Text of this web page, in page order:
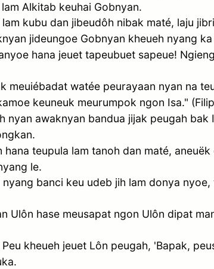
Alkitab keuhai Gobnyan.
kubu dan jibeudôh nibak maté, laju
jideungoe Gobnyan kheueh nyang
hana jeuet tapeubuet sapeue!
watée peurayaan nyan na
keuneuk meurumpok ngon Isa."
nyan awaknyan bandua jijak peugah bak
teupula lam tanoh dan maté,
le.
banci keu udeb jih lam donya
Ulôn hase meusapat ngon Ulôn dipat
kheueh jeuet Lôn peugah, 'Bapak,